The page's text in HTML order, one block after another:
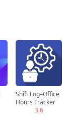
Shift Log–Office
Hours Tracker
3.6